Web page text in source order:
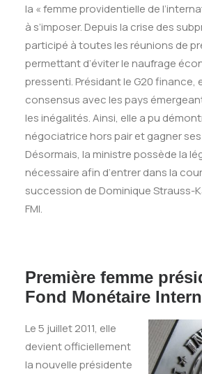
la « femme providentielle de
à s’imposer. Depuis la crise des
participé à toutes les réunions de
permettant d’éviter le naufrage
pressenti. Présidant le G20 finance,
consensus avec les pays
les inégalités. Ainsi, elle a pu
négociatrice hors pair et gagner
Désormais, la ministre possède la
nécessaire afin d‘entrer dans la
succession de Dominique Strauss-
FMI.
Première femme
Fond Monétaire
Le 5 juillet 2011, elle
devient officiellement
la nouvelle présidente